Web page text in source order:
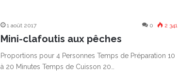
1 août 2017 0 2 341
Mini-clafoutis aux pêches
Proportions pour 4 Personnes Temps de Préparation 10
à 20 Minutes Temps de Cuisson 20…